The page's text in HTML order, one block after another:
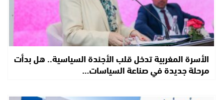
الأسرة المغربية تدخل قلب الأجندة السياسية.. هل بدأت
مرحلة جديدة في صناعة السياسات…